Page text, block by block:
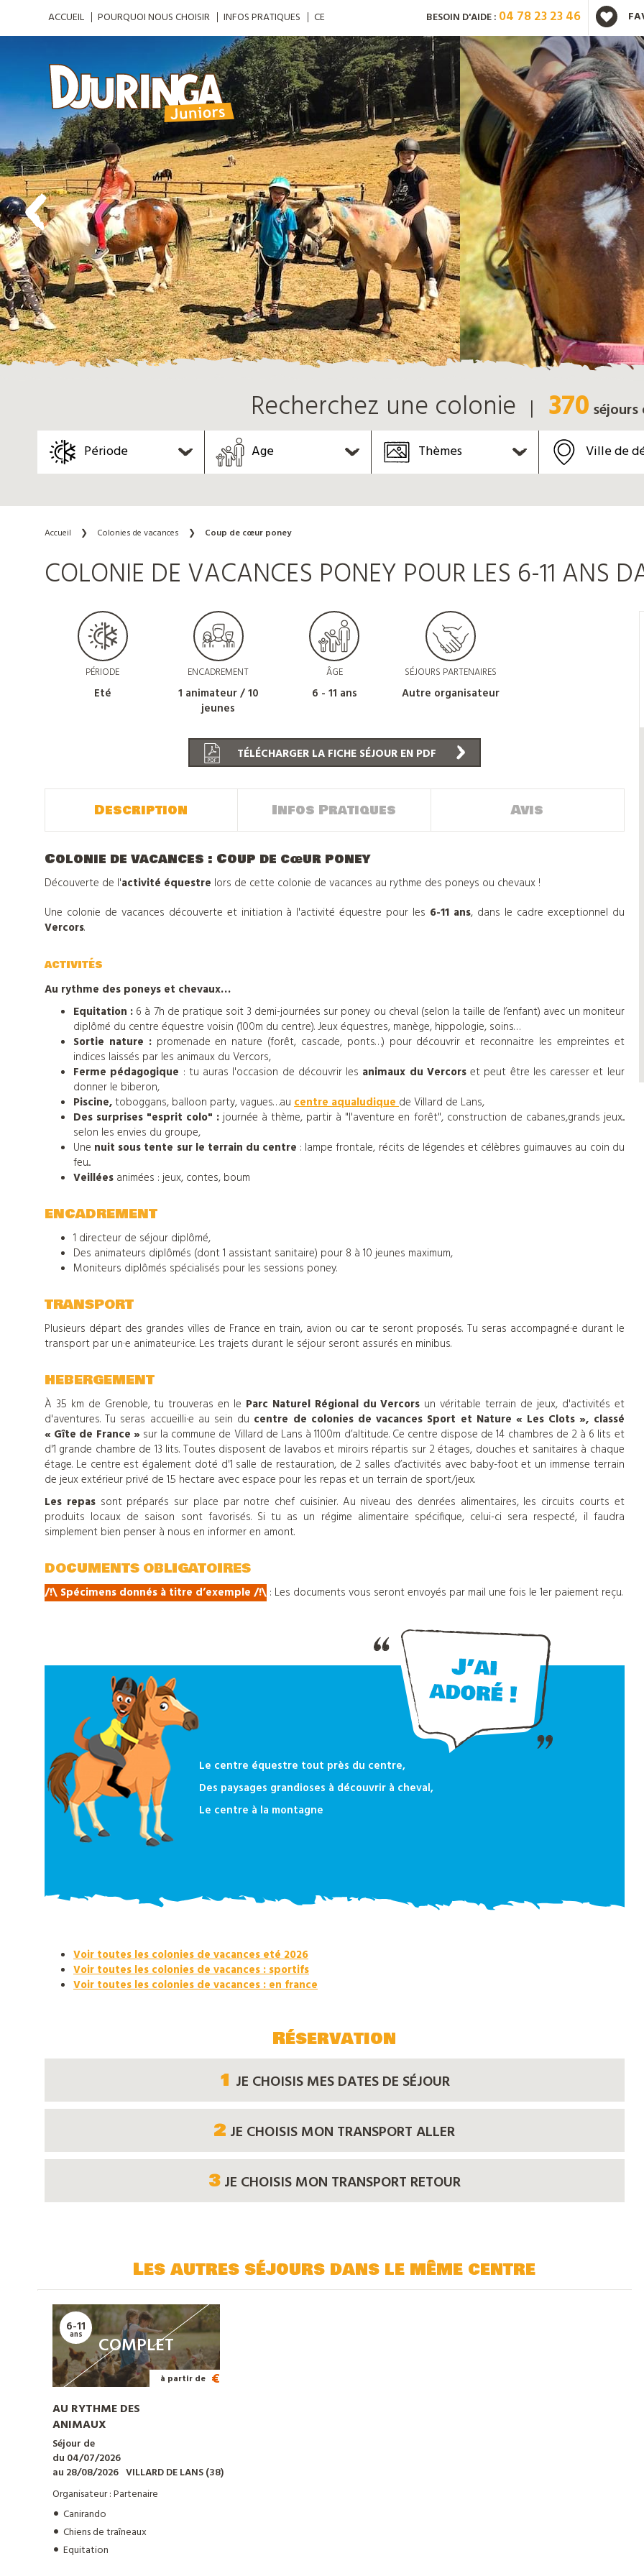
Vous avez déjà un compte ?
Mot de passe oublié ?
Nouveau client ?
BESOIN D'AIDE : 04 78 23 23 46
ACCUEIL POURQUOI NOUS CHOISIR INFOS PRATIQUES CE
colonies
vacances
centres
d'hébergements
Informations
pratiques
Djuringa
actualités
Recherchez une colonie 370 séjours
Période Age Thèmes Ville de
Accueil ❯ Colonies de vacances ❯ Coup de cœur poney
COLONIE DE VACANCES PONEY POUR LES 6-11 ANS
PÉRIODE
Eté
ENCADREMENT
1 animateur / 10
jeunes
ÂGE
6 - 11 ans
SÉJOURS PARTENAIRES
Autre organisateur
TÉLÉCHARGER LA FICHE SÉJOUR EN PDF
Description Infos Pratiques Avis
Colonie de vacances : Coup de cœur poney
Découverte de l'activité équestre lors de cette colonie de vacances au rythme des poneys ou chevaux !
Une colonie de vacances découverte et initiation à l'activité équestre pour les 6-11 ans, dans le cadre exceptionnel du
Vercors.
ACTIVITÉS
Au rythme des poneys et chevaux…
Equitation : 6 à 7h de pratique soit 3 demi-journées sur poney ou cheval (selon la taille de l’enfant) avec un moniteur
diplômé du centre équestre voisin (100m du centre). Jeux équestres, manège, hippologie, soins…
Sortie nature :promenade en nature (forêt, cascade, ponts…) pour découvrir et reconnaitre les empreintes et
indices laissés par les animaux du Vercors,
Ferme pédagogique : tu auras l'occasion de découvrir les animaux du Vercorset peut être les caresser et leur
donner le biberon,
Piscine,toboggans, balloon party, vagues…au centre aqualudiquede Villard de Lans,
Des surprises "esprit colo" :journée à thème, partir à "l'aventure en forêt", construction de cabanes,grands jeux...
selon les envies du groupe,
Une nuit sous tente sur le terrain du centre : lampe frontale, récits de légendes et célèbres guimauves au coin du
feu...
Veillées animées : jeux, contes, boum
ENCADREMENT
1 directeur de séjour diplômé,
Des animateurs diplômés (dont 1 assistant sanitaire) pour 8 à 10 jeunes maximum,
Moniteurs diplômés spécialisés pour les sessions poney.
TRANSPORT
Plusieurs départ des grandes villes de France en train, avion ou car te seront proposés. Tu seras accompagné·e durant le
transport par un·e animateur·ice. Les trajets durant le séjour seront assurés en minibus.
HEBERGEMENT
À 35 km de Grenoble, tu trouveras en le Parc Naturel Régional du Vercors un véritable terrain de jeux, d'activités et
d'aventures. Tu seras accueilli·e au sein du centre de colonies de vacances Sport et Nature « Les Clots », classé
« Gîte de France »sur la commune de Villard de Lans à 1100m d’altitude. Ce centre dispose de 14 chambres de 2 à 6 lits et
d'1 grande chambre de 13 lits. Toutes disposent de lavabos et miroirs répartis sur 2 étages, douches et sanitaires à chaque
étage. Le centre est également doté d'1 salle de restauration, de 2 salles d’activités avec baby-foot et un immense terrain
de jeux extérieur privé de 1.5 hectare avec espace pour les repas et un terrain de sport/jeux.
Les repassont préparés sur place par notre chef cuisinier. Au niveau des denrées alimentaires, les circuits courts et
produits locaux de saison sont favorisés. Si tu as un régime alimentaire spécifique, celui-ci sera respecté, il faudra
simplement bien penser à nous en informer en amont.
DOCUMENTS OBLIGATOIRES
/!\ Spécimens donnés à titre d’exemple /!\ : Les documents vous seront envoyés par mail une fois le 1er paiement reçu.
Le centre équestre tout près du centre,
Des paysages grandioses à découvrir à cheval,
Le centre à la montagne
Voir toutes les colonies de vacances eté 2026
Voir toutes les colonies de vacances : sportifs
Voir toutes les colonies de vacances : en france
Réservation
1 JE CHOISIS MES DATES DE SÉJOUR
2 JE CHOISIS MON TRANSPORT ALLER
3JE CHOISIS MON TRANSPORT RETOUR
Les autres séjours dans le même centre
COMPLET
6-11
ans
à partir de €
AU RYTHME DES
ANIMAUX
Séjour de
du 04/07/2026
au 28/08/2026 VILLARD DE LANS (38)
Organisateur : Partenaire
Canirando
Chiens de traîneaux
Equitation